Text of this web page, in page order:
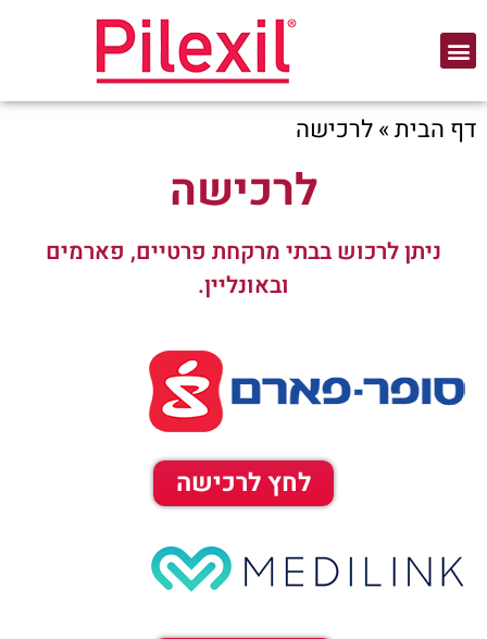
דף הבית»לרכישה
לרכישה
ניתן לרכוש בבתי מרקחת פרטיים, פארמים
ובאונליין.
לחץ לרכישה